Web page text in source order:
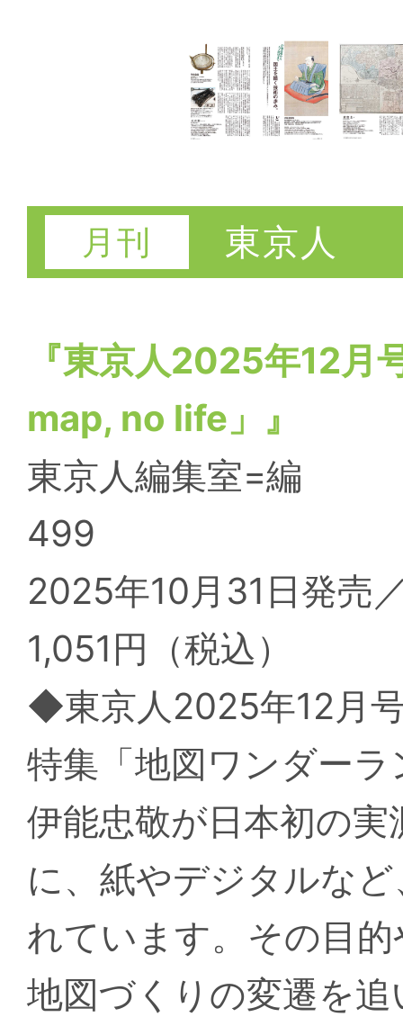
東京人
『東京人2025年12
map, no life」』
東京人編集室=編
499
2025年10月31日発売
1,051円（税込）
◆東京人2025年12月
特集「地図ワンダー
伊能忠敬が日本初の
に、紙やデジタルな
れています。その目
地図づくりの変遷を